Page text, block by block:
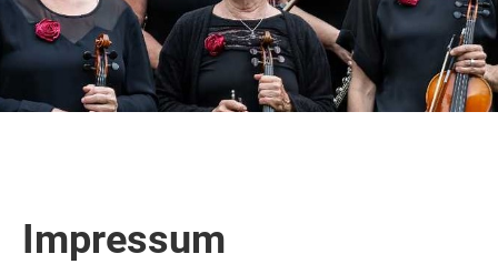
Impressum